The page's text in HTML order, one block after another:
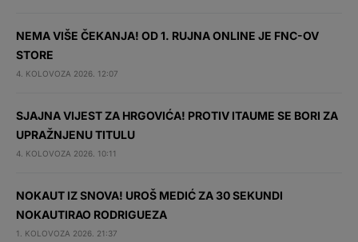
NEMA VIŠE ČEKANJA! OD 1. RUJNA ONLINE JE FNC-OV
STORE
4. KOLOVOZA 2026. 12:07
SJAJNA VIJEST ZA HRGOVIĆA! PROTIV ITAUME SE BORI ZA
UPRAŽNJENU TITULU
4. KOLOVOZA 2026. 10:11
NOKAUT IZ SNOVA! UROŠ MEDIĆ ZA 30 SEKUNDI
NOKAUTIRAO RODRIGUEZA
1. KOLOVOZA 2026. 21:37